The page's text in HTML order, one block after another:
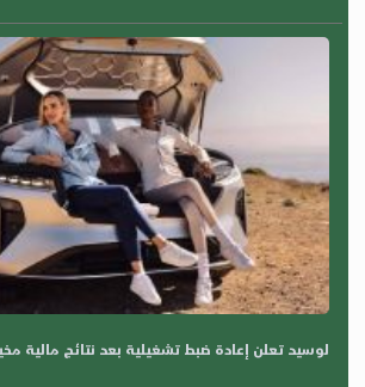
لوسيد تعلن إعادة ضبط تشغيلية بعد نتائج مالية